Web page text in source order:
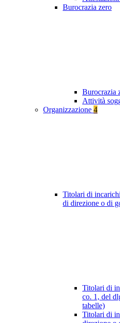
Burocrazia zero
Burocrazia
Attività
Organizzazione 4
Titolari di
di direzione o di
Titolari di
co. 1, del
tabelle)
Titolari di